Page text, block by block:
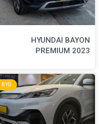
MERCEDES CLE180
COUPE SPORT 2025
BYD TRADE IN-משומשים